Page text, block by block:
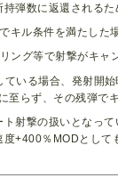
弾数に返還される
キル条件を満たした
ング等で射撃がキャ
いる場合、発射開
至らず、その残弾で
ト射撃の扱いとなっ
+400％MODとして